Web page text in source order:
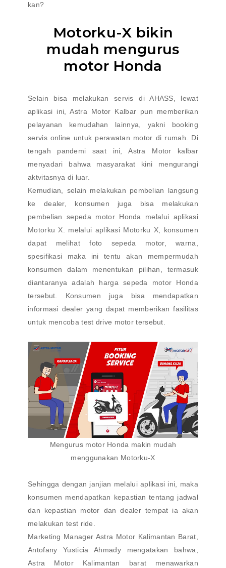
kan?
Motorku-X bikin
mudah mengurus
motor Honda
Selain bisa melakukan servis di AHASS, lewat
aplikasi ini, Astra Motor Kalbar pun memberikan
pelayanan kemudahan lainnya, yakni booking
servis online untuk perawatan motor di rumah. Di
tengah pandemi saat ini, Astra Motor kalbar
menyadari bahwa masyarakat kini mengurangi
aktvitasnya di luar.
Kemudian, selain melakukan pembelian langsung
ke dealer, konsumen juga bisa melakukan
pembelian sepeda motor Honda melalui aplikasi
Motorku X. melalui aplikasi Motorku X, konsumen
dapat melihat foto sepeda motor, warna,
spesifikasi maka ini tentu akan mempermudah
konsumen dalam menentukan pilihan, termasuk
diantaranya adalah harga sepeda motor Honda
tersebut. Konsumen juga bisa mendapatkan
informasi dealer yang dapat memberikan fasilitas
untuk mencoba test drive motor tersebut.
Mengurus motor Honda makin mudah
menggunakan Motorku-X
Sehingga dengan janjian melalui aplikasi ini, maka
konsumen mendapatkan kepastian tentang jadwal
dan kepastian motor dan dealer tempat ia akan
melakukan test ride.
Marketing Manager Astra Motor Kalimantan Barat,
Antofany Yusticia Ahmady mengatakan bahwa,
Astra Motor Kalimantan barat menawarkan